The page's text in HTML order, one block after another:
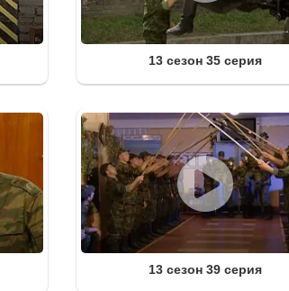
13 сезон 35 серия
13 сезон 39 серия